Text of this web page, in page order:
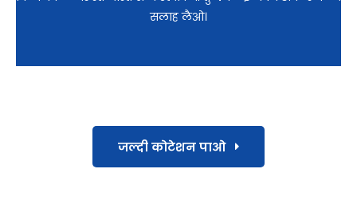
सलाह लैओ।
जल्दी कोटेशन पाओ